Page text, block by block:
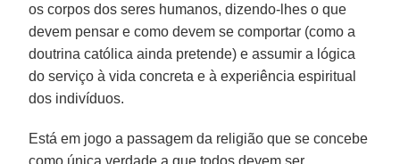
os corpos dos seres humanos, dizendo-lhes o que
devem pensar e como devem se comportar (como a
doutrina católica ainda pretende) e assumir a lógica
do serviço à vida concreta e à experiência espiritual
dos indivíduos.
Está em jogo a passagem da religião que se concebe
como única verdade a que todos devem ser